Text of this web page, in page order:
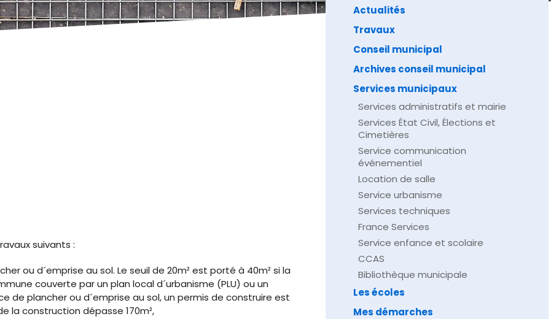
suivants :
ou d´emprise au sol. Le seuil de 20m² est porté à 40m² si la
couverte par un plan local d´urbanisme (PLU) ou un
de plancher ou d´emprise au sol, un permis de construire est
la construction dépasse 170m²,
Actualités
Travaux
Conseil municipal
Archives conseil municipal
Services municipaux
Services administratifs et mairie
Services État Civil, Élections et
Cimetières
Service communication
événementiel
Location de salle
Service urbanisme
Services techniques
France Services
Service enfance et scolaire
CCAS
Bibliothèque municipale
Les écoles
Mes démarches